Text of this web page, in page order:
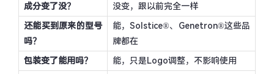
成分变了没？
没变，跟以前完全一样
还能买到原来的型号
吗？
能，Solstice®、Genetron®这些品
牌都在
包装变了能用吗？
能，只是Logo调整，不影响使用